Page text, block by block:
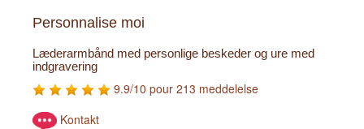
Personnalise moi
Læderarmbånd med personlige beskeder og ure med
indgravering
9.9/10 pour 213 meddelelse
Kontakt